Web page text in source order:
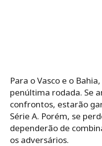
Para o Vasco e o
penúltima rodada. Se
confrontos, estarão
Série A. Porém, se
dependerão de
os adversários.